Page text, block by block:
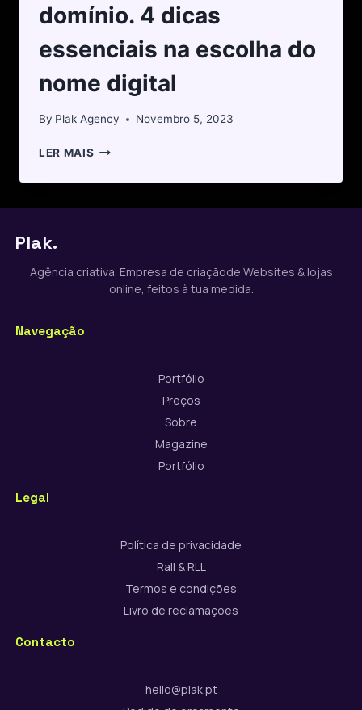
domínio. 4 dicas
essenciais na escolha do
nome digital
By Plak Agency Novembro 5, 2023
LER MAIS
Plak.
Agência criativa. Empresa de criaçãode Websites & lojas
online, feitos à tua medida.
Navegação
Portfólio
Preços
Sobre
Magazine
Portfólio
Legal
Política de privacidade
Rall & RLL
Termos e condições
Livro de reclamações
Contacto
hello@plak.pt